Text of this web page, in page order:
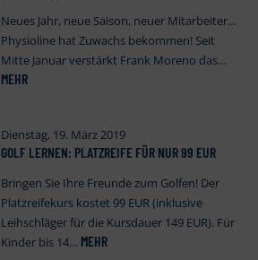
Neues Jahr, neue Saison, neuer Mitarbeiter...
Physioline hat Zuwachs bekommen! Seit
Mitte Januar verstärkt Frank Moreno das…
MEHR
Dienstag, 19. März 2019
GOLF LERNEN: PLATZREIFE FÜR NUR 99 EUR
Bringen Sie Ihre Freunde zum Golfen! Der
Platzreifekurs kostet 99 EUR (inklusive
Leihschläger für die Kursdauer 149 EUR). Für
Kinder bis 14… MEHR